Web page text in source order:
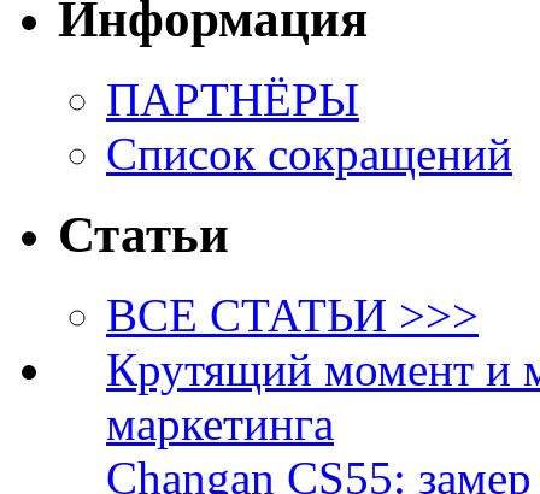
Информация
ПАРТНЁРЫ
Список сокращений
Статьи
ВСЕ СТАТЬИ >>>
Крутящий момент и
маркетинга
Changan CS55: